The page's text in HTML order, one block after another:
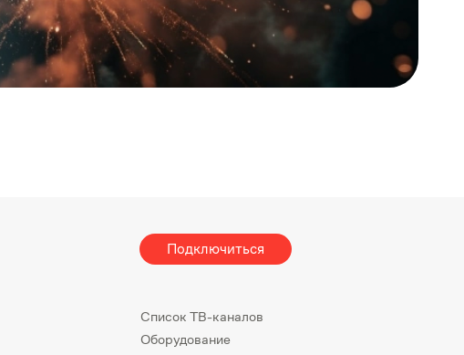
Подключиться
Список ТВ-каналов
Оборудование